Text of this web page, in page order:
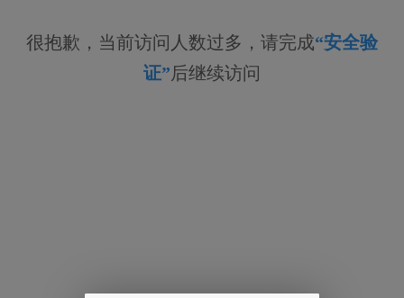
很抱歉，当前访问人数过多，请完成“安全验
证”后继续访问